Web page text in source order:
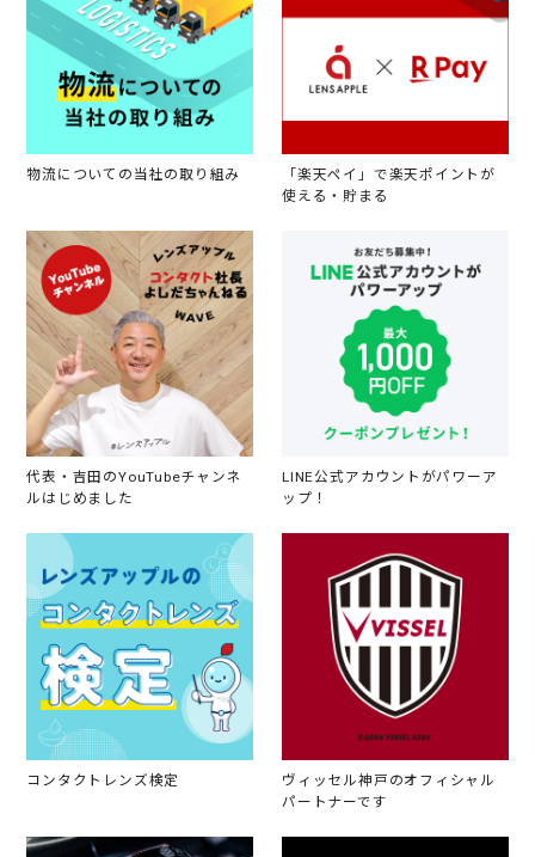
物流についての当社の取り組み
「楽天ペイ」で楽天ポイントが
使える・貯まる
代表・吉田のYouTubeチャンネ
ルはじめました
LINE公式アカウントがパワーア
ップ！
コンタクトレンズ検定
ヴィッセル神戸のオフィシャル
パートナーです